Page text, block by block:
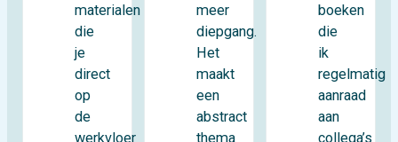
materialen
die
je
direct
op
de
werkvloer
meer
diepgang.
Het
maakt
een
abstract
thema
boeken
die
ik
regelmatig
aanraad
aan
collega’s